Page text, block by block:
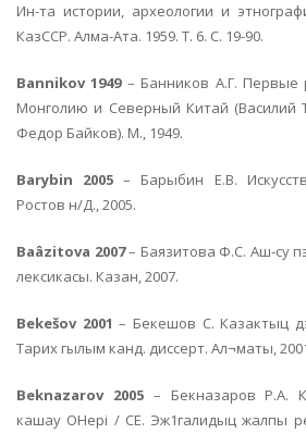
Ин-та истории, археологии и
КазССР. Алма-Ата. 1959. Т. 6. С. 19-90.
Bannikov 1949– Банников А.Г. Первые
Монголию и Северный Китай (Василий
Федор Байков). М., 1949.
Barybin 2005 – Барыбин Е.В.
Ростов н/Д., 2005.
Baâzitova 2007– Баязитова Ф.С. Аш-су
лексикасы. Казан, 2007.
Bekešov 2001 – Бекешов С. Казактыц
Тарих гылым канд. диссерт. Ал¬маты,
Beknazarov 2005– Бекназаров Р.А.
кашау OHepi / СЕ. Эж1галидыц жалпы